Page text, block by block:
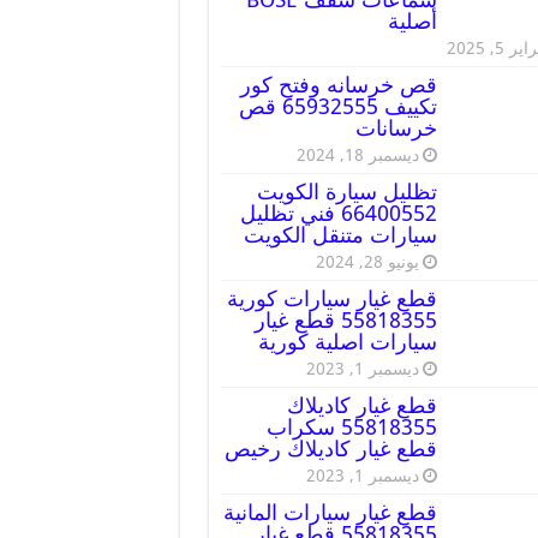
أصلية
5, 2025
قص خرسانه وفتح كور
تكييف 65932555 قص
خرسانات
ديسمبر 18, 2024
تظليل سيارة الكويت
66400552 فني تظليل
سيارات متنقل الكويت
يونيو 28, 2024
قطع غيار سيارات كورية
55818355 قطع غيار
سيارات اصلية كورية
ديسمبر 1, 2023
قطع غيار كاديلاك
55818355 سكراب
قطع غيار كاديلاك رخيص
ديسمبر 1, 2023
قطع غيار سيارات المانية